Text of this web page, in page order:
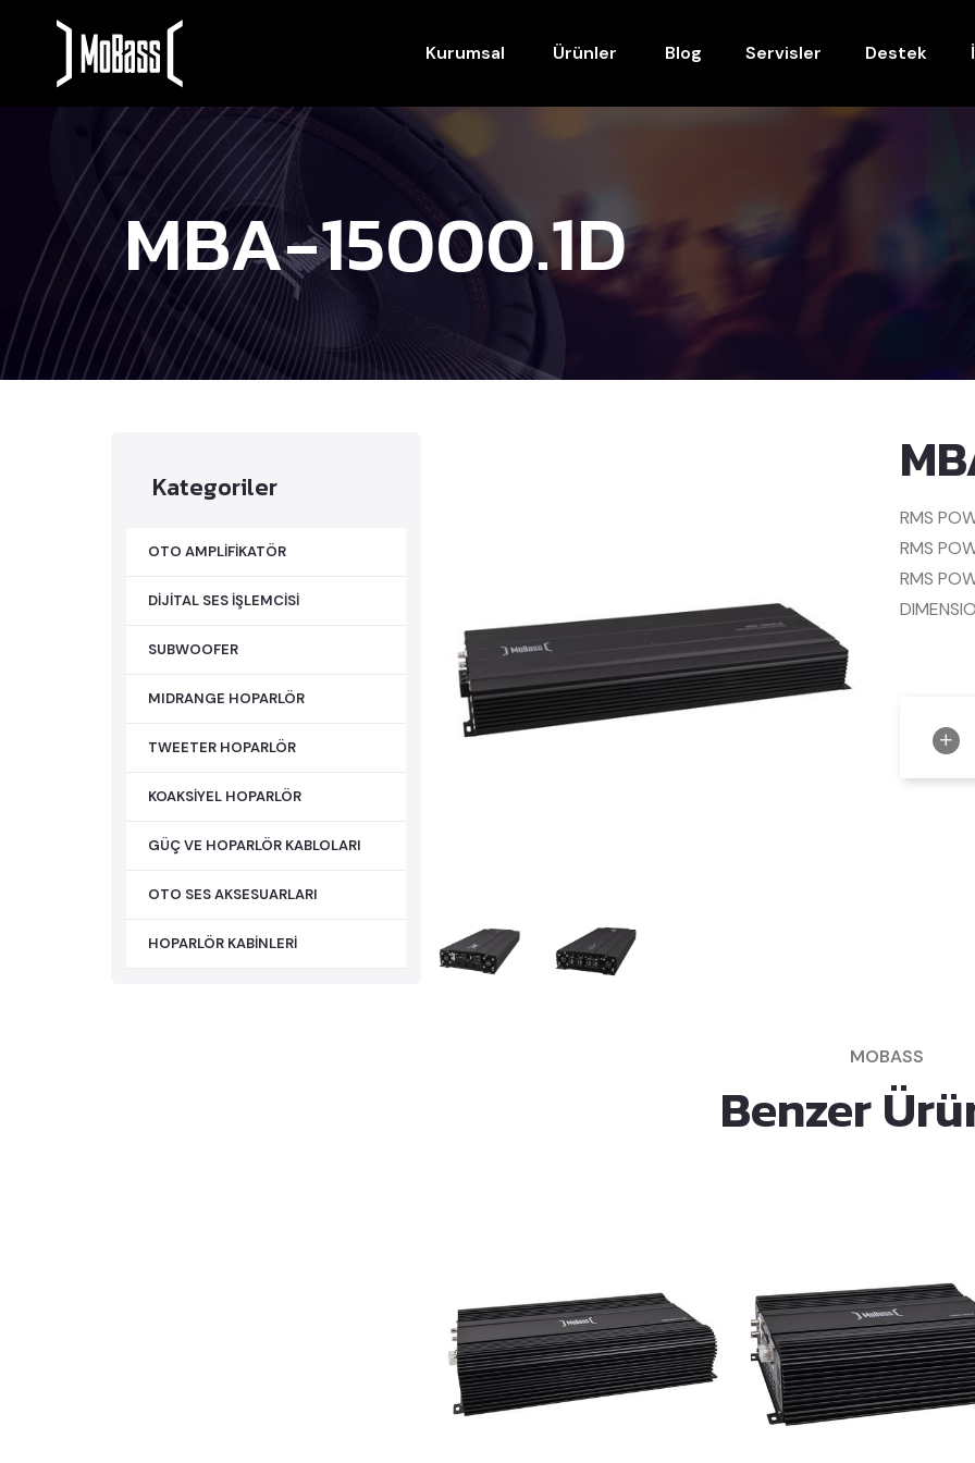
Kurumsal Ürünler Blog Servisler Destek
MBA-15000.1D
Kategoriler
OTO AMPLİFİKATÖR
DİJİTAL SES İŞLEMCİSİ
SUBWOOFER
MIDRANGE HOPARLÖR
TWEETER HOPARLÖR
KOAKSİYEL HOPARLÖR
GÜÇ VE HOPARLÖR KABLOLARI
OTO SES AKSESUARLARI
HOPARLÖR KABİNLERİ
RMS
RMS
RMS
MOBASS
Benzer